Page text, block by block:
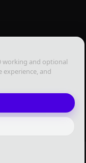
working and optional
and
한국어